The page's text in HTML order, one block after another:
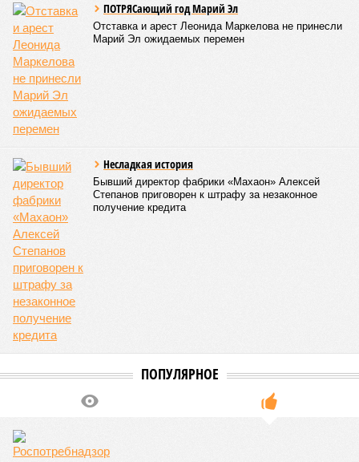
ПОТРЯСающий год Марий Эл
Отставка и арест Леонида Маркелова не принесли
Марий Эл ожидаемых перемен
Несладкая история
Бывший директор фабрики «Махаон» Алексей
Степанов приговорен к штрафу за незаконное
получение кредита
ПОПУЛЯРНОЕ